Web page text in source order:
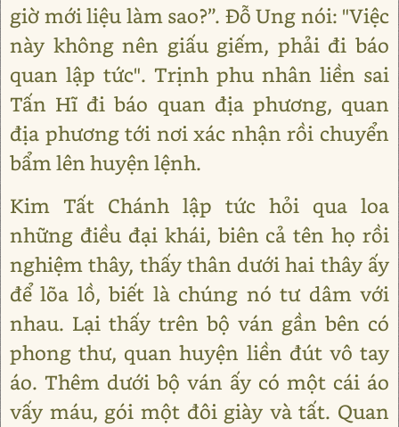
giờ mới liệu làm sao?”. Đỗ Ung nói: "Việc
này không nên giấu giếm, phải đi báo
quan lập tức". Trịnh phu nhân liền sai
Tấn Hĩ đi báo quan địa phương, quan
địa phương tới nơi xác nhận rồi chuyển
bẩm lên huyện lệnh.
Kim Tất Chánh lập tức hỏi qua loa
những điều đại khái, biên cả tên họ rồi
nghiệm thây, thấy thân dưới hai thây ấy
để lõa lồ, biết là chúng nó tư dâm với
nhau. Lại thấy trên bộ ván gần bên có
phong thư, quan huyện liền đút vô tay
áo. Thêm dưới bộ ván ấy có một cái áo
vấy máu, gói một đôi giày và tất. Quan